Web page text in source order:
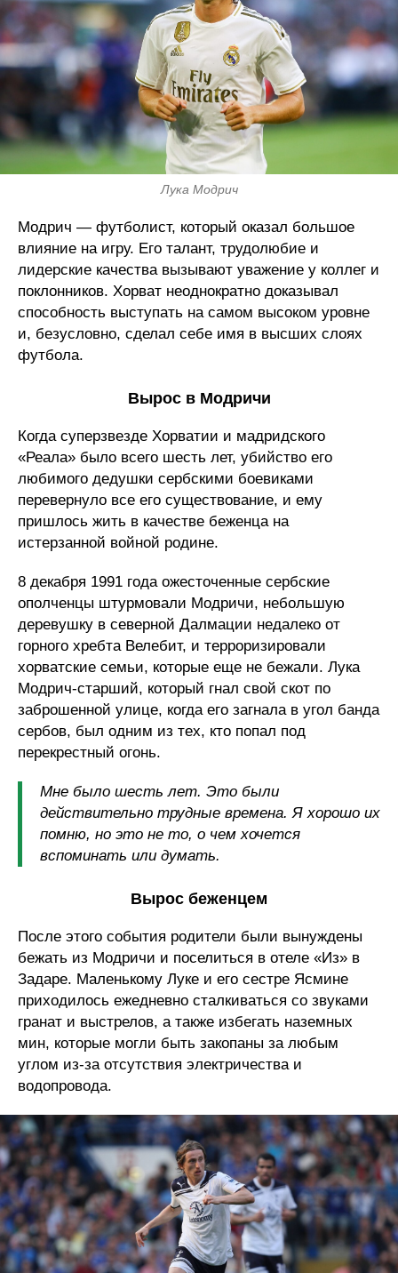
Лука Модрич
Модрич — футболист, который оказал большое
влияние на игру. Его талант, трудолюбие и
лидерские качества вызывают уважение у коллег и
поклонников. Хорват неоднократно доказывал
способность выступать на самом высоком уровне
и, безусловно, сделал себе имя в высших слоях
футбола.
Вырос в Модричи
Когда суперзвезде Хорватии и мадридского
«Реала» было всего шесть лет, убийство его
любимого дедушки сербскими боевиками
перевернуло все его существование, и ему
пришлось жить в качестве беженца на
истерзанной войной родине.
8 декабря 1991 года ожесточенные сербские
ополченцы штурмовали Модричи, небольшую
деревушку в северной Далмации недалеко от
горного хребта Велебит, и терроризировали
хорватские семьи, которые еще не бежали. Лука
Модрич-старший, который гнал свой скот по
заброшенной улице, когда его загнала в угол банда
сербов, был одним из тех, кто попал под
перекрестный огонь.
Мне было шесть лет. Это были
действительно трудные времена. Я хорошо их
помню, но это не то, о чем хочется
вспоминать или думать.
Вырос беженцем
После этого события родители были вынуждены
бежать из Модричи и поселиться в отеле «Из» в
Задаре. Маленькому Луке и его сестре Ясмине
приходилось ежедневно сталкиваться со звуками
гранат и выстрелов, а также избегать наземных
мин, которые могли быть закопаны за любым
углом из-за отсутствия электричества и
водопровода.